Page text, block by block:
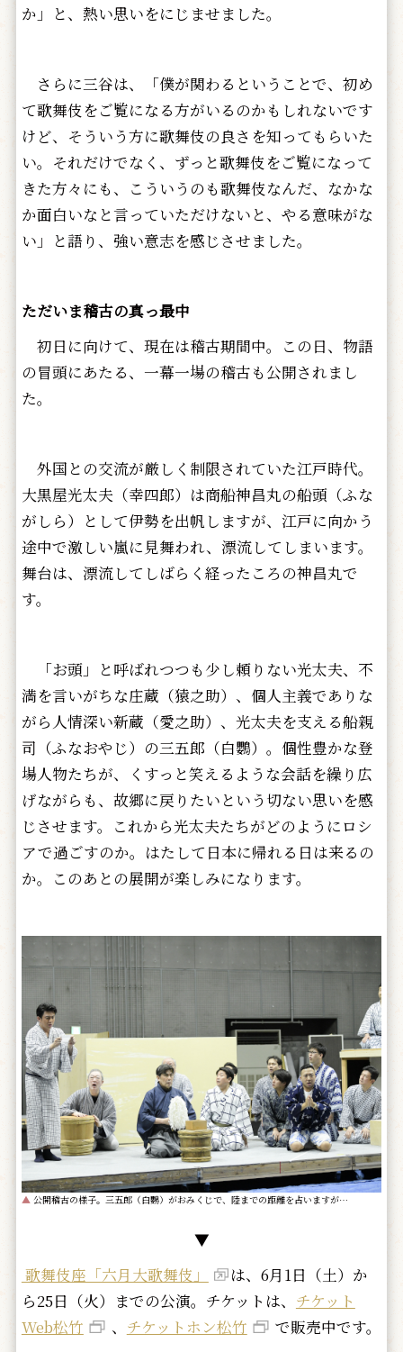
か」と、熱い思いをにじませました。
さらに三谷は、「僕が関わるということで、初め
て歌舞伎をご覧になる方がいるのかもしれないです
けど、そういう方に歌舞伎の良さを知ってもらいた
い。それだけでなく、ずっと歌舞伎をご覧になって
きた方々にも、こういうのも歌舞伎なんだ、なかな
か面白いなと言っていただけないと、やる意味がな
い」と語り、強い意志を感じさせました。
ただいま稽古の真っ最中
初日に向けて、現在は稽古期間中。この日、物語
の冒頭にあたる、一幕一場の稽古も公開されまし
た。
外国との交流が厳しく制限されていた江戸時代。
大黒屋光太夫（幸四郎）は商船神昌丸の船頭（ふな
がしら）として伊勢を出帆しますが、江戸に向かう
途中で激しい嵐に見舞われ、漂流してしまいます。
舞台は、漂流してしばらく経ったころの神昌丸で
す。
「お頭」と呼ばれつつも少し頼りない光太夫、不
満を言いがちな庄蔵（猿之助）、個人主義でありな
がら人情深い新蔵（愛之助）、光太夫を支える船親
司（ふなおやじ）の三五郎（白鸚）。個性豊かな登
場人物たちが、くすっと笑えるような会話を繰り広
げながらも、故郷に戻りたいという切ない思いを感
じさせます。これから光太夫たちがどのようにロシ
アで過ごすのか。はたして日本に帰れる日は来るの
か。このあとの展開が楽しみになります。
▲公開稽古の様子。三五郎（白鸚）がおみくじで、陸までの距離を占いますが…
▼
歌舞伎座「六月大歌舞伎」
は、6月1日（土）か
ら25日（火）までの公演。チケットは、 チケット
Web松竹
、 チケットホン松竹 で販売中です。